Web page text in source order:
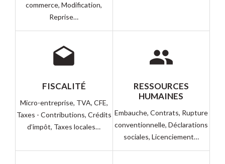
commerce,Modification,
Reprise…
drafts
FISCALITÉ
Micro-entreprise, TVA, CFE,
Taxes - Contributions, Crédits
d’impôt, Taxes locales…
people
RESSOURCES
HUMAINES
Embauche, Contrats, Rupture
conventionnelle, Déclarations
sociales, Licenciement…